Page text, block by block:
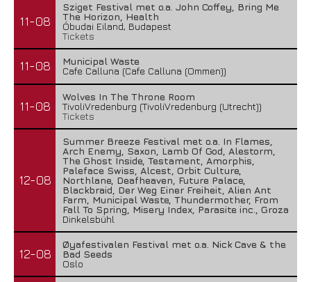
11-08
Sziget Festival met o.a. John Coffey, Bring Me
The Horizon, Health
Óbudai Eiland, Budapest
Tickets
11-08
Municipal Waste
Cafe Calluna (Cafe Calluna (Ommen))
11-08
Wolves In The Throne Room
TivoliVredenburg (TivoliVredenburg (Utrecht))
Tickets
12-08
Summer Breeze Festival met o.a. In Flames,
Arch Enemy, Saxon, Lamb Of God, Alestorm,
The Ghost Inside, Testament, Amorphis,
Paleface Swiss, Alcest, Orbit Culture,
Northlane, Deafheaven, Future Palace,
Blackbraid, Der Weg Einer Freiheit, Alien Ant
Farm, Municipal Waste, Thundermother, From
Fall To Spring, Misery Index, Parasite inc., Groza
Dinkelsbühl
12-08
Øyafestivalen Festival met o.a. Nick Cave & the
Bad Seeds
Oslo